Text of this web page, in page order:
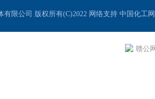
有限公司 版权所有(C)2022网络支持 中国化工网
赣公